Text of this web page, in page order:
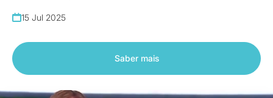
15 Jul 2025
Saber mais